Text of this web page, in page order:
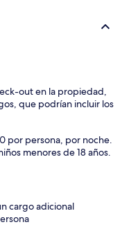
out en la propiedad,
que podrían incluir los
por persona, por noche.
menores de 18 años.
cargo adicional